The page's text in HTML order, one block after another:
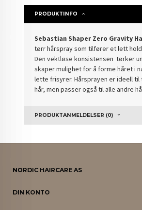
PRODUKTINFO
Sebastian Shaper Zero Gravity
tørr hårspray som tilfører et lett
Den vektløse konsistensen tørker
skaper mulighet for å forme håret i
lette frisyrer. Hårsprayen er ideell
hår, men passer også til alle andre
PRODUKTANMELDELSER (0)
NORDIC HAIRCARE AS
DIN KONTO